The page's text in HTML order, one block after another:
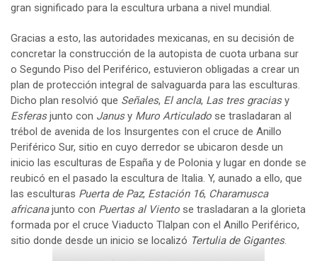
gran significado para la escultura urbana a nivel mundial.
Gracias a esto, las autoridades mexicanas, en su decisión de
concretar la construcción de la autopista de cuota urbana sur
o Segundo Piso del Periférico, estuvieron obligadas a crear un
plan de protección integral de salvaguarda para las esculturas.
Dicho plan resolvió que Señales, El ancla, Las tres graciasy
Esferasjunto con Janusy Muro Articulado se trasladaran al
trébol de avenida de los Insurgentes con el cruce de Anillo
Periférico Sur, sitio en cuyo derredor se ubicaron desde un
inicio las esculturas de España y de Polonia y lugar en donde se
reubicó en el pasado la escultura de Italia. Y, aunado a ello, que
las esculturas Puerta de Paz, Estación 16, Charamusca
africanajunto con Puertas al Viento se trasladaran a la glorieta
formada por el cruce Viaducto Tlalpan con el Anillo Periférico,
sitio donde desde un inicio se localizó Tertulia de Gigantes.